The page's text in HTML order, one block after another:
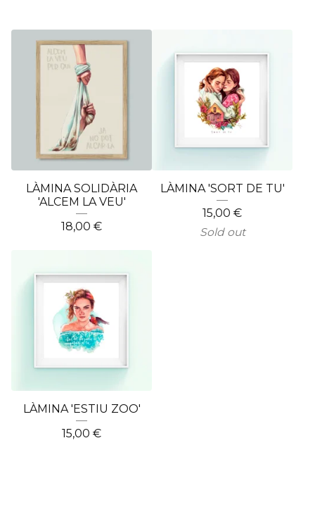
LÀMINA SOLIDÀRIA
'ALCEM LA VEU'
18,00 €
LÀMINA 'SORT DE TU'
15,00 €
Sold out
LÀMINA 'ESTIU ZOO'
15,00 €